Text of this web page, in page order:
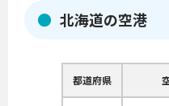
北海道の空港
都道府県